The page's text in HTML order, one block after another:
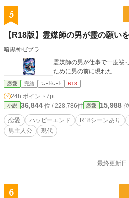
2月まで。3月より週1〜2話で
5
【R18版】霊媒師の男が霊の願い
暗黒神ゼブラ
霊媒師の男が仕事で一度祓
ために男の前に現れた
恋愛 完結 ｼｮｰﾄｼｮｰﾄ R18
24h.ポイント 7pt
小説 36,844 位 / 228,786件 恋愛 15,988
恋愛 ハッピーエンド R18シーンあり
男主人公
現代
最終更新日
6